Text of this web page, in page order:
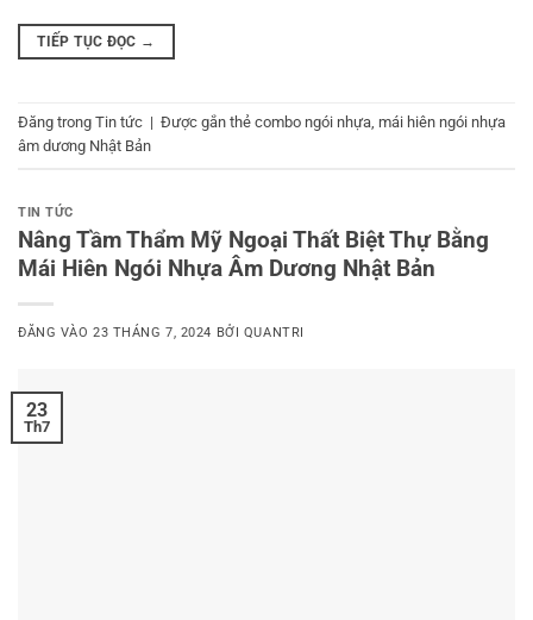
TIẾP TỤC ĐỌC →
Đăng trong Tin tức | Được gắn thẻ combo ngói nhựa, mái hiên ngói nhựa
âm dương Nhật Bản
TIN TỨC
Nâng Tầm Thẩm Mỹ Ngoại Thất Biệt Thự Bằng
Mái Hiên Ngói Nhựa Âm Dương Nhật Bản
ĐĂNG VÀO23 THÁNG 7, 2024 BỞI QUANTRI
23
Th7